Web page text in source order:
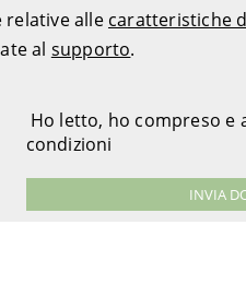
relative alle caratteristiche
al supporto.
Ho letto, ho compreso e
condizioni